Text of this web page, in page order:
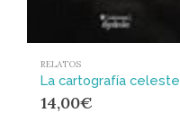
RELATOS
La cartografía celeste
14,00€